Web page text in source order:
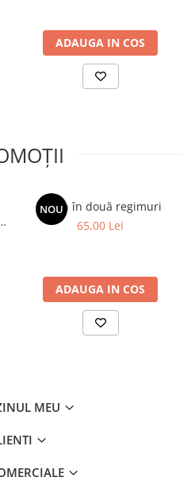
contele Henryk, aflat deseori la
istorie, dintre viața ca vis și poezie
CONSTANTIN GEAMBAȘU
ADAUGA IN COS
NOU
Spion în două regimuri
65,00 Lei
ADAUGA IN COS
MEU